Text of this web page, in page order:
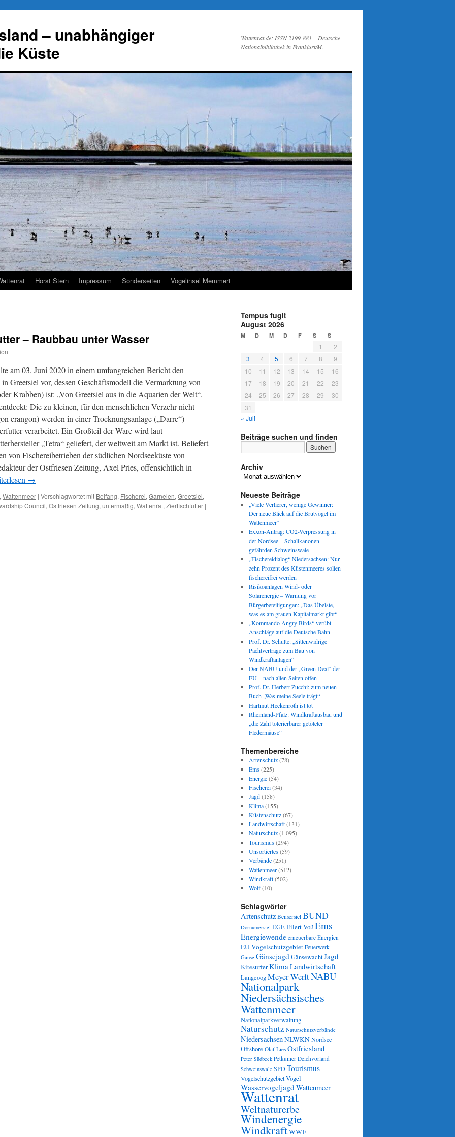
– unabhängiger
Küste
Wattenrat.de: ISSN 2199-881 – Deutsche
Nationalbibliothek in Frankfurt/M.
Horst Stern Impressum Sonderseiten Vogelinsel Memmert
– Raubbau unter Wasser
am 03. Juni 2020 in einem umfangreichen Bericht den
Greetsiel vor, dessen Geschäftsmodell die Vermarktung von
Krabben) ist: „Von Greetsiel aus in die Aquarien der Welt“.
Die zu kleinen, für den menschlichen Verzehr nicht
crangon) werden in einer Trocknungsanlage („Darre“)
verarbeitet. Ein Großteil der Ware wird laut
„Tetra“ geliefert, der weltweit am Markt ist. Beliefert
von Fischereibetrieben der südlichen Nordseeküste von
der Ostfriesen Zeitung, Axel Pries, offensichtlich in
→
, Wattenmeer | Verschlagwortet mit Beifang, Fischerei, Garnelen, Greetsiel,
Council, Ostfriesen Zeitung, untermaßig, Wattenrat, Zierfischfutter |
Tempus fugit
August 2026
M D M D F S S
1
2
3
4 5 6 7 8
9
10
11 12 13 14 15
16
17
18 19 20 21 22
23
24
25 26 27 28 29
30
31
« Juli
Beiträge suchen und finden
Archiv
Archiv
Neueste Beiträge
„Viele Verlierer, wenige Gewinner:
Der neue Blick auf die Brutvögel im
Wattenmeer“
Exxon-Antrag: CO2-Verpressung in
der Nordsee – Schallkanonen
gefährden Schweinswale
„Fischereidialog“ Niedersachsen: Nur
zehn Prozent des Küstenmeeres sollen
fischereifrei werden
Risikoanlagen Wind- oder
Solarenergie – Warnung vor
Bürgerbeteiligungen: „Das Übelste,
was es am grauen Kapitalmarkt gibt“
„Kommando Angry Birds“ verübt
Anschläge auf die Deutsche Bahn
Prof. Dr. Schulte: „Sittenwidrige
Pachtverträge zum Bau von
Windkraftanlagen“
Der NABU und der „Green Deal“ der
EU – nach allen Seiten offen
Prof. Dr. Herbert Zucchi: zum neuen
Buch „Was meine Seele trägt“
Hartmut Heckenroth ist tot
Rheinland-Pfalz: Windkraftausbau und
„die Zahl tolerierbarer getöteter
Fledermäuse“
Themenbereiche
Artenschutz(78)
Ems(225)
Energie(54)
Fischerei(34)
Jagd(158)
Klima(155)
Küstenschutz(67)
Landwirtschaft(131)
Naturschutz(1.095)
Tourismus(294)
Unsortiertes(59)
Verbände(251)
Wattenmeer(512)
Windkraft(502)
Wolf(10)
Schlagwörter
Artenschutz Bensersiel BUND
Dornumersiel EGEEilert VoßEms
Energiewende erneuerbare Energien
EU-Vogelschutzgebiet Feuerwerk
Gänse GänsejagdGänsewachtJagd
KitesurferKlimaLandwirtschaft
LangeoogMeyer WerftNABU
Nationalpark
Niedersächsisches
Wattenmeer
Nationalparkverwaltung
Naturschutz Naturschutzverbände
NiedersachsenNLWKNNordsee
Offshore Olaf Lies Ostfriesland
Peter Südbeck Petkumer Deichvorland
Schweinswale SPDTourismus
VogelschutzgebietVögel
WasservogeljagdWattenmeer
Wattenrat
Weltnaturerbe
Windenergie
WindkraftWWF